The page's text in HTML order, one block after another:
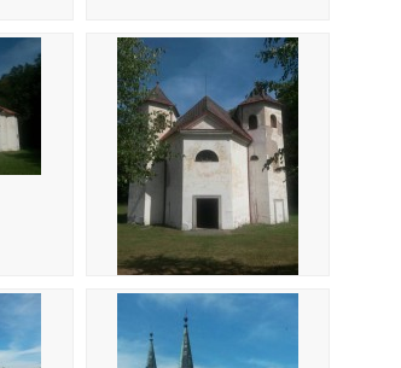
08 Kostel sv. Jana Křtitele